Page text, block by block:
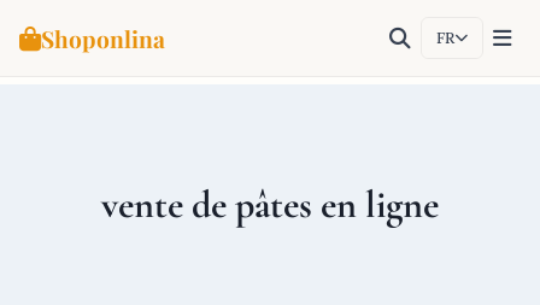
Shoponlina FR
vente de pâtes en ligne